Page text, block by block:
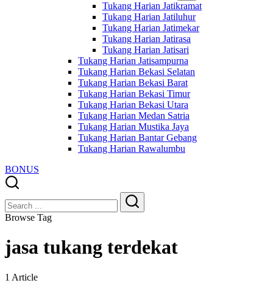
Tukang Harian Jatikramat
Tukang Harian Jatiluhur
Tukang Harian Jatimekar
Tukang Harian Jatirasa
Tukang Harian Jatisari
Tukang Harian Jatisampurna
Tukang Harian Bekasi Selatan
Tukang Harian Bekasi Barat
Tukang Harian Bekasi Timur
Tukang Harian Bekasi Utara
Tukang Harian Medan Satria
Tukang Harian Mustika Jaya
Tukang Harian Bantar Gebang
Tukang Harian Rawalumbu
BONUS
Search
Search
Browse Tag
jasa tukang terdekat
1 Article